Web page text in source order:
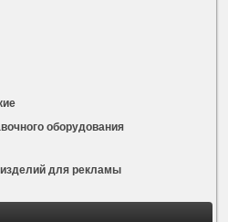
оборудования
для рекламы